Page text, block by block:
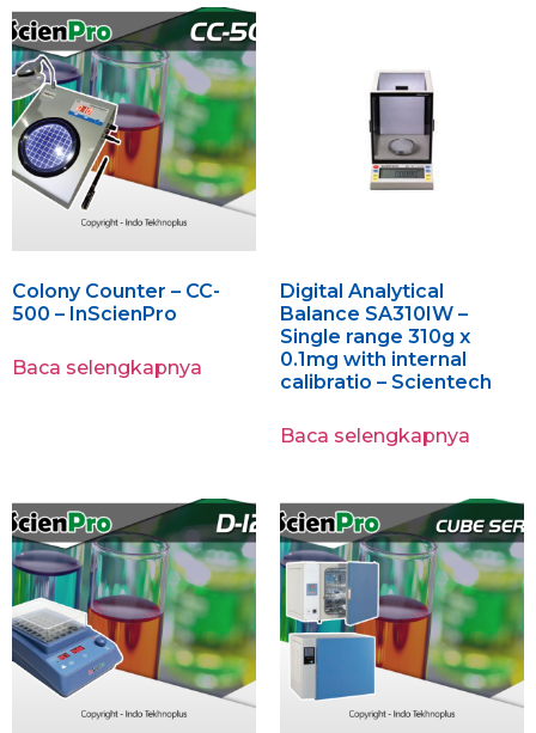
Colony Counter – CC-
500 – InScienPro
Baca selengkapnya
Digital Analytical
Balance SA310IW –
Single range 310g x
0.1mg with internal
calibratio – Scientech
Baca selengkapnya